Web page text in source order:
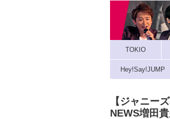
TOKIO
Hey!Say!JUMP
【ジャニー
NEWS増田